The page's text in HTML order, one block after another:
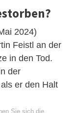
2024)
Feistl an der
in den Tod.
der
er den Halt
Sie sich die